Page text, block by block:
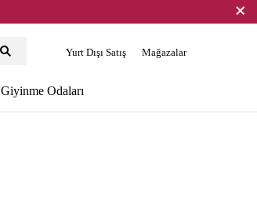
Yurt Dışı Satış Mağazalar
Giyinme Odaları